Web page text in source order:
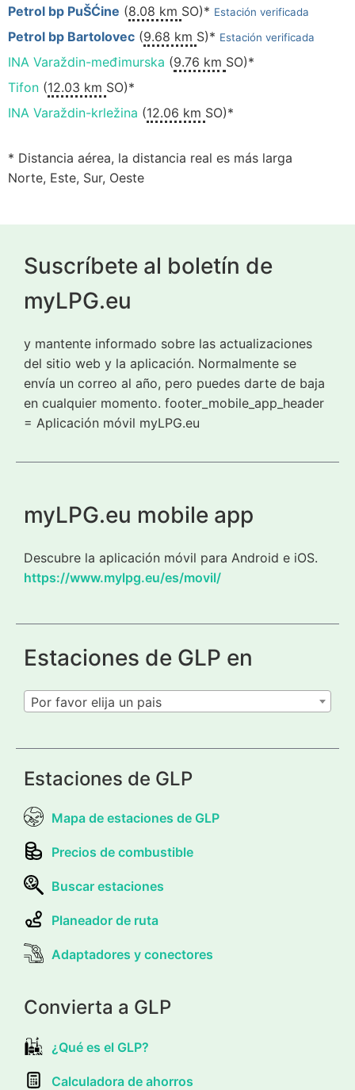
Petrol bp PuŠĆine (8.08 km SO)* Estación verificada
Petrol bp Bartolovec (9.68 km S)* Estación verificada
INA Varaždin-međimurska (9.76 km SO)*
Tifon (12.03 km SO)*
INA Varaždin-krležina (12.06 km SO)*
* Distancia aérea, la distancia real es más larga
Norte, Este, Sur, Oeste
Suscríbete al boletín de
myLPG.eu
y mantente informado sobre las actualizaciones
del sitio web y la aplicación. Normalmente se
envía un correo al año, pero puedes darte de baja
en cualquier momento. footer_mobile_app_header
= Aplicación móvil myLPG.eu
myLPG.eu mobile app
Descubre la aplicación móvil para Android e iOS.
https://www.mylpg.eu/es/movil/
Estaciones de GLP en
Por favor elija un pais
Estaciones de GLP
Mapa de estaciones de GLP
Precios de combustible
Buscar estaciones
Planeador de ruta
Adaptadores y conectores
Convierta a GLP
¿Qué es el GLP?
Calculadora de ahorros